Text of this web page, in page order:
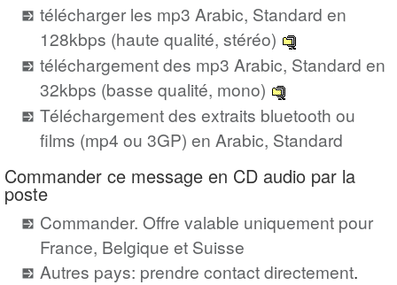
télécharger les mp3 Arabic, Standard en
128kbps (haute qualité, stéréo)
téléchargement des mp3 Arabic, Standard en
32kbps (basse qualité, mono)
Téléchargement des extraits bluetooth ou
films (mp4 ou 3GP) en Arabic, Standard
Commander ce message en CD audio par la
poste
Commander. Offre valable uniquement pour
France, Belgique et Suisse
Autres pays: prendre contact directement.